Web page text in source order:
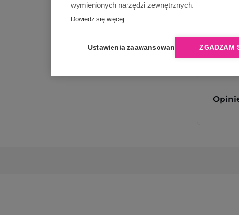
wymienionych narzędzi zewnętrznych.
Dowiedz się więcej
Ustawienia zaawansowane ZGADZAM